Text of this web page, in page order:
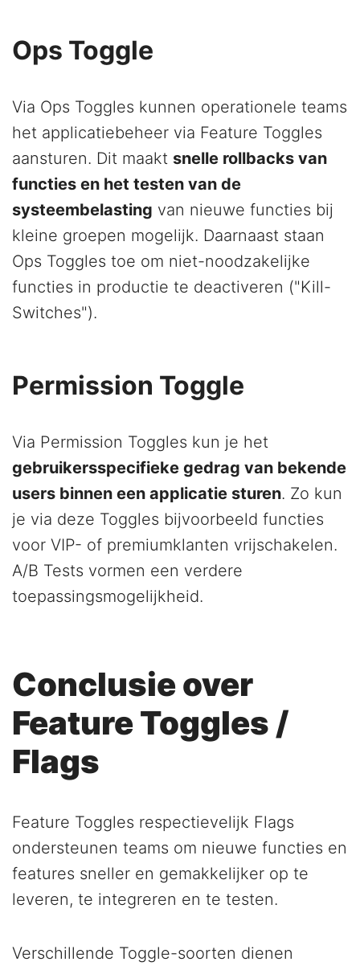
Ops Toggle
Via Ops Toggles kunnen operationele teams
het applicatiebeheer via Feature Toggles
aansturen. Dit maakt snelle rollbacks van
functies en het testen van de
systeembelasting van nieuwe functies bij
kleine groepen mogelijk. Daarnaast staan
Ops Toggles toe om niet-noodzakelijke
functies in productie te deactiveren ("Kill-
Switches").
Permission Toggle
Via Permission Toggles kun je het
gebruikersspecifieke gedrag van bekende
users binnen een applicatie sturen. Zo kun
je via deze Toggles bijvoorbeeld functies
voor VIP- of premiumklanten vrijschakelen.
A/B Tests vormen een verdere
toepassingsmogelijkheid.
Conclusie over
Feature Toggles /
Flags
Feature Toggles respectievelijk Flags
ondersteunen teams om nieuwe functies en
features sneller en gemakkelijker op te
leveren, te integreren en te testen.
Verschillende Toggle-soorten dienen